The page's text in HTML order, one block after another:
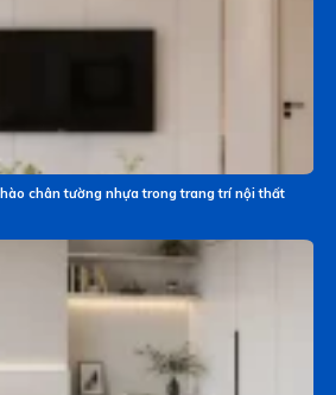
chân tường nhựa trong trang trí nội thất